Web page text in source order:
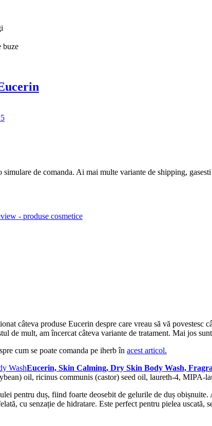
buze
simulare de comanda. Ai mai multe variante de shipping,
- produse cosmetice
câteva produse Eucerin despre care vreau să vă
de mult, am încercat câteva variante de tratament. Mai jos
cum se poate comanda pe iherb în acest articol.
Eucerin, Skin Calming, Dry Skin Body Wash,
oil, ricinus communis (castor) seed oil, laureth-4,
pentru duș, fiind foarte deosebit de gelurile de duș
cu senzație de hidratare. Este perfect pentru pielea uscată,